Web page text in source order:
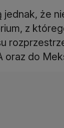
że
z
oraz do